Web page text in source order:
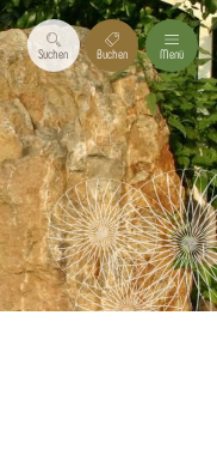
Suchen Buchen Menü